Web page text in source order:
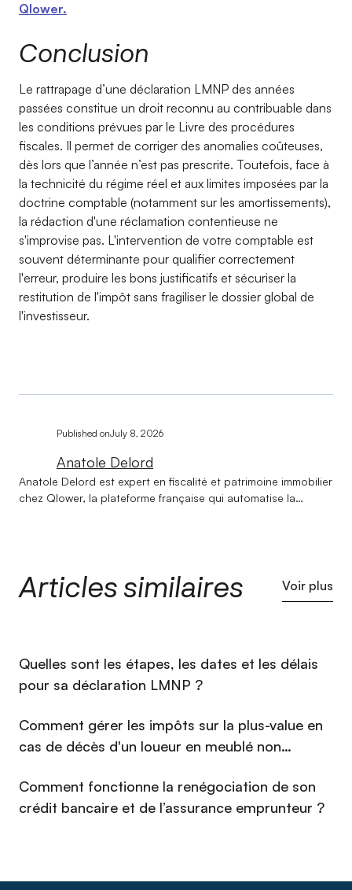
Qlower.
Conclusion
Le rattrapage d’une déclaration LMNP des années
passées constitue un droit reconnu au contribuable dans
les conditions prévues par le Livre des procédures
fiscales. Il permet de corriger des anomalies coûteuses,
dès lors que l’année n’est pas prescrite. Toutefois, face à
la technicité du régime réel et aux limites imposées par la
doctrine comptable (notamment sur les amortissements),
la rédaction d'une réclamation contentieuse ne
s'improvise pas. L'intervention de votre comptable est
souvent déterminante pour qualifier correctement
l'erreur, produire les bons justificatifs et sécuriser la
restitution de l'impôt sans fragiliser le dossier global de
l'investisseur.
Published onJuly 8, 2026
Anatole Delord
Anatole Delord est expert en fiscalité et patrimoine immobilier
chez Qlower, la plateforme française qui automatise la
problématiques fiscales et patrimoniales. Au cœur de son
expertise : aider chaque investisseur à choisir la structure de
pédagogique, il transforme des questions réputées
complexes en décisions claires et éclairées. Depuis les
débuts de Qlower, il s'est imposé comme un interlocuteur de
piloter leur immobilier avec la même exigence qu'un
investisseur professionnel.
Articles similaires Voir plus
⁠Quelles sont les étapes, les dates et les délais
pour sa déclaration LMNP ?
Comment gérer les impôts sur la plus-value en
cas de décès d'un loueur en meublé non
Comment fonctionne la renégociation de son
crédit bancaire et de l’assurance emprunteur ?